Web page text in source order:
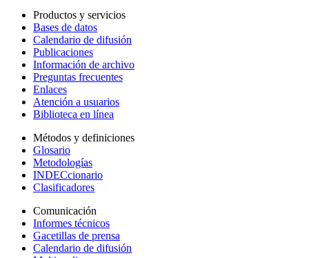
Productos y servicios
Bases de datos
Calendario de difusión
Publicaciones
Información de archivo
Preguntas frecuentes
Enlaces
Atención a usuarios
Biblioteca en línea
Métodos y definiciones
Glosario
Metodologías
INDECcionario
Clasificadores
Comunicación
Informes técnicos
Gacetillas de prensa
Calendario de difusión